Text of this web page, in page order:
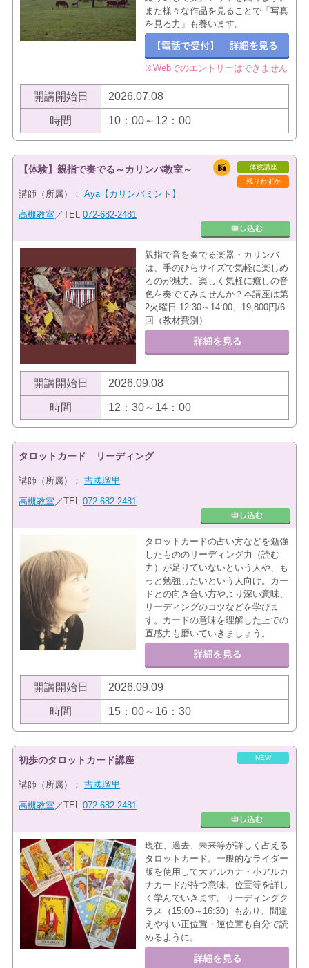
また様々な作品を見ることで「写真
を見る力」も養います。
※Webでのエントリーはできません
開講開始日 2026.07.08
時間 10：00～12：00
体験講座
残りわずか
【体験】親指で奏でる～カリンバ教室～
講師（所属）： Aya【カリンバミント】
高槻教室 ／TEL 072-682-2481
親指で音を奏でる楽器・カリンバ
は、手のひらサイズで気軽に楽しめ
るのが魅力。楽しく気軽に癒しの音
色を奏でてみませんか？本講座は第
2火曜日 12:30～14:00、19,800円/6
回（教材費別）
開講開始日 2026.09.08
時間 12：30～14：00
タロットカード リーディング
講師（所属）： 吉國瑠里
高槻教室 ／TEL 072-682-2481
タロットカードの占い方などを勉強
したもののリーディング力（読む
力）が足りていないという人や、も
っと勉強したいという人向け。カー
ドとの向き合い方やより深い意味、
リーディングのコツなどを学びま
す。カードの意味を理解した上での
直感力も磨いていきましょう。
開講開始日 2026.09.09
時間 15：00～16：30
NEW
初歩のタロットカード講座
講師（所属）： 吉國瑠里
高槻教室 ／TEL 072-682-2481
現在、過去、未来等が詳しく占える
タロットカード。一般的なライダー
版を使用して大アルカナ・小アルカ
ナカードが持つ意味、位置等を詳し
く学んでいきます。リーディングク
ラス（15:00～16:30）もあり、間違
えやすい正位置・逆位置も自分で読
めるように。